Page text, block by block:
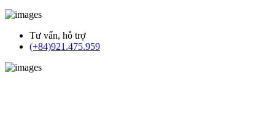
Tư vấn, hỗ trợ
(+84)921.475.959